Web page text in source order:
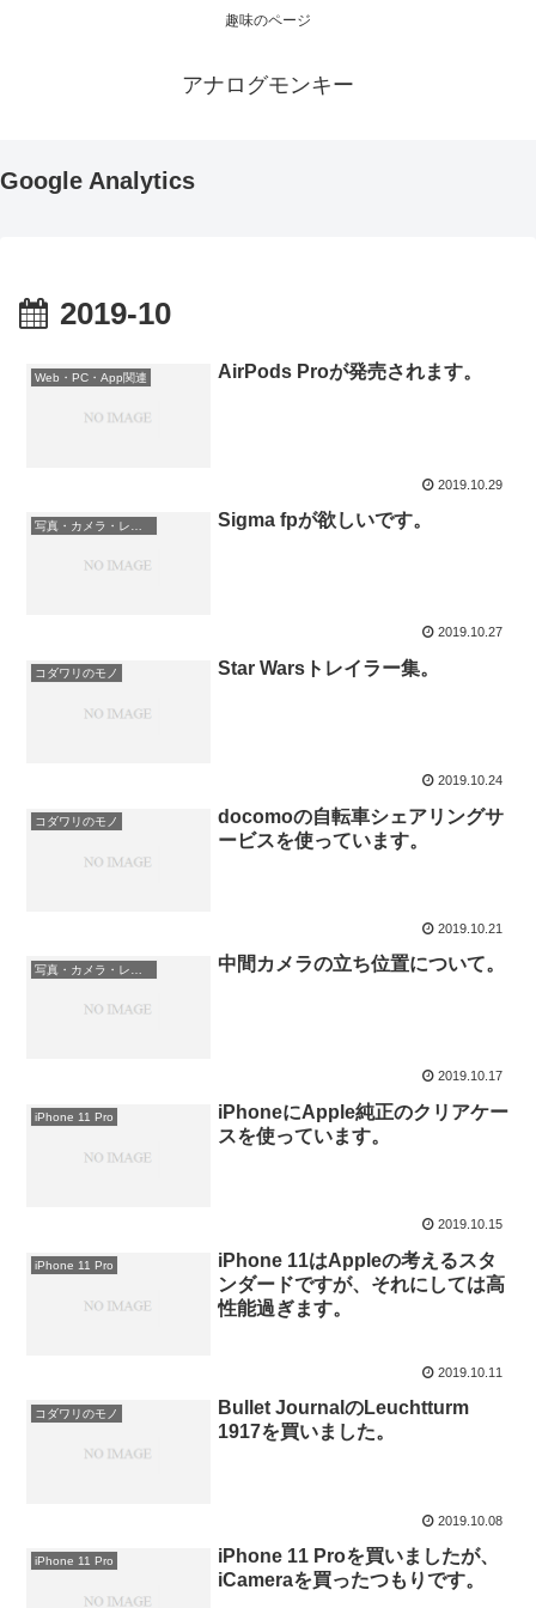
趣味のページ
アナログモンキー
Google Analytics
2019-10
Web・PC・App関連 AirPods Proが発売されます。
2019.10.29
Sigma fpが欲しいです。
2019.10.27
コダワリのモノ Star Warsトレイラー集。
2019.10.24
コダワリのモノ
docomoの自転車シェアリングサ
ービスを使っています。
2019.10.21
中間カメラの立ち位置について。
2019.10.17
iPhone 11 Pro
iPhoneにApple純正のクリアケー
スを使っています。
2019.10.15
iPhone 11 Pro
iPhone 11はAppleの考えるスタ
ンダードですが、それにしては高
性能過ぎます。
2019.10.11
コダワリのモノ
Bullet JournalのLeuchtturm
1917を買いました。
2019.10.08
iPhone 11 Pro
iPhone 11 Proを買いましたが、
iCameraを買ったつもりです。